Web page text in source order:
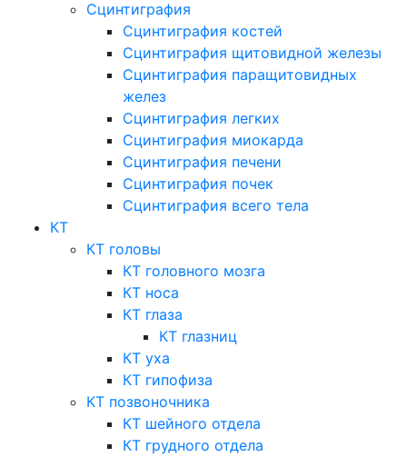
Сцинтиграфия
Сцинтиграфия костей
Сцинтиграфия щитовидной железы
Сцинтиграфия паращитовидных
желез
Сцинтиграфия легких
Сцинтиграфия миокарда
Сцинтиграфия печени
Сцинтиграфия почек
Сцинтиграфия всего тела
КТ
КТ головы
КТ головного мозга
КТ носа
КТ глаза
КТ глазниц
КТ уха
КТ гипофиза
КТ позвоночника
КТ шейного отдела
КТ грудного отдела